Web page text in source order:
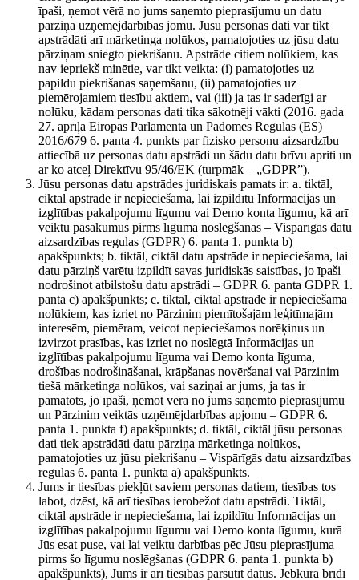
īpaši, ņemot vērā no jums saņemto pieprasījumu un datu
pārziņa uzņēmējdarbības jomu. Jūsu personas dati var tikt
apstrādāti arī mārketinga nolūkos, pamatojoties uz jūsu datu
pārziņam sniegto piekrišanu. Apstrāde citiem nolūkiem, kas
nav iepriekš minētie, var tikt veikta: (i) pamatojoties uz
papildu piekrišanas saņemšanu, (ii) pamatojoties uz
piemērojamiem tiesību aktiem, vai (iii) ja tas ir saderīgi ar
nolūku, kādam personas dati tika sākotnēji vākti (2016. gada
27. aprīļa Eiropas Parlamenta un Padomes Regulas (ES)
2016/679 6. panta 4. punkts par fizisko personu aizsardzību
attiecībā uz personas datu apstrādi un šādu datu brīvu apriti un
ar ko atceļ Direktīvu 95/46/EK (turpmāk – „GDPR”).
Jūsu personas datu apstrādes juridiskais pamats ir: a. tiktāl,
ciktāl apstrāde ir nepieciešama, lai izpildītu Informācijas un
izglītības pakalpojumu līgumu vai Demo konta līgumu, kā arī
veiktu pasākumus pirms līguma noslēgšanas – Vispārīgās datu
aizsardzības regulas (GDPR) 6. panta 1. punkta b)
apakšpunkts; b. tiktāl, ciktāl datu apstrāde ir nepieciešama, lai
datu pārziņš varētu izpildīt savas juridiskās saistības, jo īpaši
nodrošinot atbilstošu datu apstrādi – GDPR 6. panta GDPR 1.
panta c) apakšpunkts; c. tiktāl, ciktāl apstrāde ir nepieciešama
nolūkiem, kas izriet no Pārzinim piemītošajām leģitīmajām
interesēm, piemēram, veicot nepieciešamos norēķinus un
izvirzot prasības, kas izriet no noslēgtā Informācijas un
izglītības pakalpojumu līguma vai Demo konta līguma,
drošības nodrošināšanai, krāpšanas novēršanai vai Pārzinim
tiešā mārketinga nolūkos, vai saziņai ar jums, ja tas ir
pamatots, jo īpaši, ņemot vērā no jums saņemto pieprasījumu
un Pārzinim veiktās uzņēmējdarbības apjomu – GDPR 6.
panta 1. punkta f) apakšpunkts; d. tiktāl, ciktāl jūsu personas
dati tiek apstrādāti datu pārziņa mārketinga nolūkos,
pamatojoties uz jūsu piekrišanu – Vispārīgās datu aizsardzības
regulas 6. panta 1. punkta a) apakšpunkts.
Jums ir tiesības piekļūt saviem personas datiem, tiesības tos
labot, dzēst, kā arī tiesības ierobežot datu apstrādi. Tiktāl,
ciktāl apstrāde ir nepieciešama, lai izpildītu Informācijas un
izglītības pakalpojumu līgumu vai Demo konta līgumu, kurā
Jūs esat puse, vai lai veiktu darbības pēc Jūsu pieprasījuma
pirms šo līgumu noslēgšanas (GDPR 6. panta 1. punkta b)
apakšpunkts), Jums ir arī tiesības pārsūtīt datus. Jebkurā brīdī